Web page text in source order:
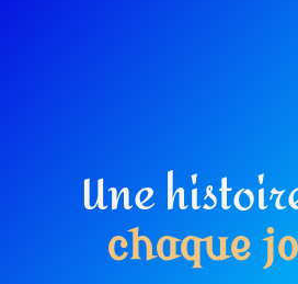
Une
chaque jo